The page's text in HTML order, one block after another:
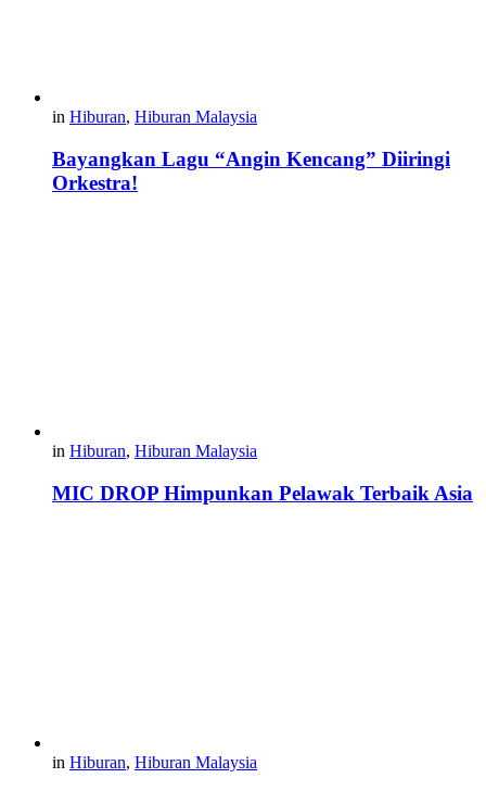
in Hiburan, Hiburan Malaysia
Bayangkan Lagu “Angin Kencang” Diiringi
Orkestra!
in Hiburan, Hiburan Malaysia
MIC DROP Himpunkan Pelawak Terbaik Asia
in Hiburan, Hiburan Malaysia